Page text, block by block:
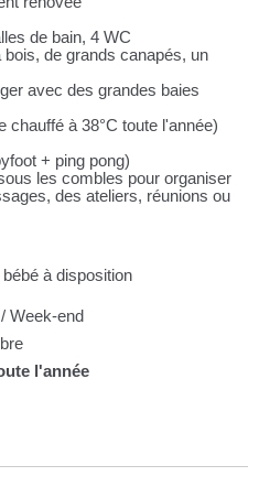
de bain, 4 WC
de grands canapés, un
avec des grandes baies
chauffé à 38°C toute l'année)
+ ping pong)
les combles pour organiser
des ateliers, réunions ou
à disposition
Week-end
l'année